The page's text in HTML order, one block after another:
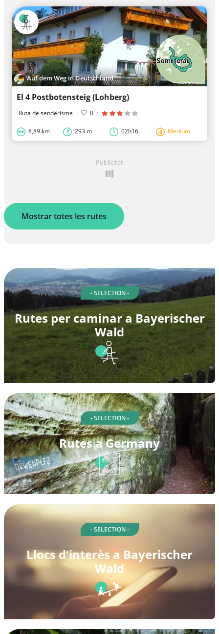
Auf dem Weg in Deutschland
El 4 Postbotensteig (Lohberg)
Ruta de senderisme · 0 ·
8,89 km 293 m 02h16 Medium
Publicitat
Mostrar totes les rutes
- SELECTION -
Rutes per caminar a Bayerischer
Wald
- SELECTION -
Rutes a Germany
- SELECTION -
Llocs d'interès a Bayerischer
Wald